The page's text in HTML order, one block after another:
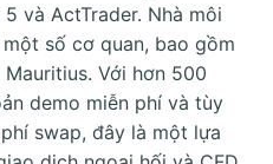
và ActTrader. Nhà môi
số cơ quan, bao gồm
Mauritius. Với hơn 500
demo miễn phí và tùy
swap, đây là một lựa